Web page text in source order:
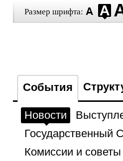
Размер шрифта:
События
Новости
Государственный
Комиссии и советы